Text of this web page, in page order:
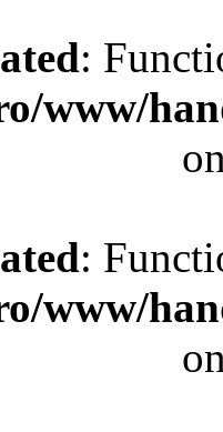
:
www/
:
www/